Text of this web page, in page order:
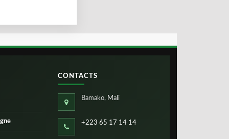
CONTACTS
Bamako, Mali
+223 65 17 14 14